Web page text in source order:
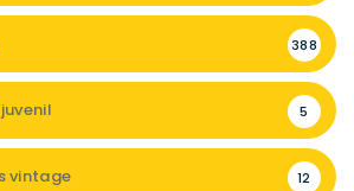
388
5
vintage 12